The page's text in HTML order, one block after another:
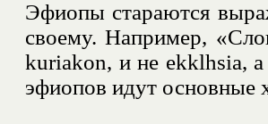
Эфиопы стараются
своему. Например,
kuriakon, и не ekklhsia,
эфиопов идут основные